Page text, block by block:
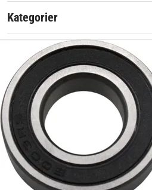
Villa 8
Villa 11
Originalreservdel från Stiga
Artikelnummer:
Passar märke:
Kategorier